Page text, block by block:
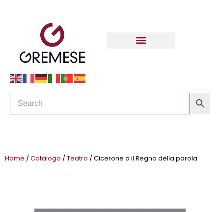
Home /Catalogo /Teatro / Cicerone o il Regno della parola